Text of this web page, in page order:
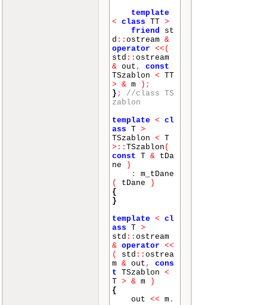
intmain (
voi
{
cout <<
"Testujemy st
os!"
endl
stos < in
t
> obiekt
int i;
for
++ )
{
cout
<<
"Wprowadz
" <<i <<
" e
lement\n"
cin>
>
obiekt;
cout
<<
cout
biekt ;
obiekt =
obiekt - 1;
cout <<o
biekt;
system
"PAUSE"
)
return 0
template
< class TT >
friend st
d :: ostream &
operator << (
std :: ostream
& out ,
const
TSzablon < TT
> & m ) ;
} ;
//class TS
zablon
template < cl
ass T >
TSzablon < T
>:: TSzablon (
const T & tDa
ne
)
:
m_tDane
(
tDane
)
{
}
template < cl
ass T >
std :: ostream
& operator <<
(
std :: ostrea
m & out ,
cons
t TSzablon <
T > & m
)
{
out << m .